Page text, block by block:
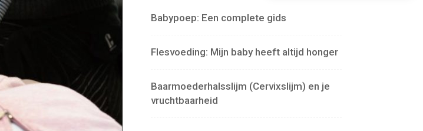
Babypoep: Een complete gids
Flesvoeding: Mijn baby heeft altijd honger
Baarmoederhalsslijm (Cervixslijm) en je
vruchtbaarheid